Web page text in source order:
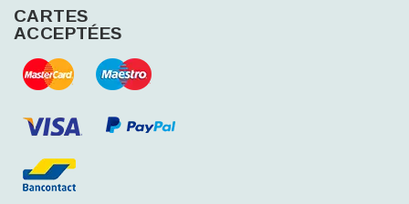
CARTES
ACCEPTÉES